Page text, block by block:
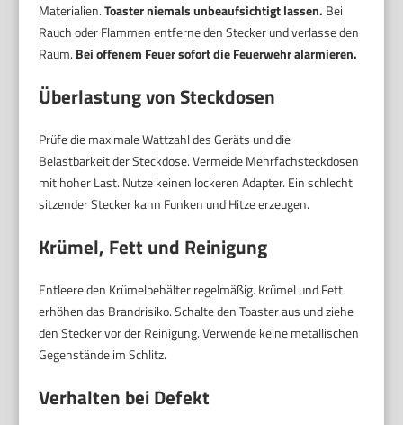
Materialien.Toaster niemals unbeaufsichtigt lassen. Bei
Rauch oder Flammen entferne den Stecker und verlasse den
Raum. Bei offenem Feuer sofort die Feuerwehr alarmieren.
Überlastung von Steckdosen
Prüfe die maximale Wattzahl des Geräts und die
Belastbarkeit der Steckdose. Vermeide Mehrfachsteckdosen
mit hoher Last. Nutze keinen lockeren Adapter. Ein schlecht
sitzender Stecker kann Funken und Hitze erzeugen.
Krümel, Fett und Reinigung
Entleere den Krümelbehälter regelmäßig. Krümel und Fett
erhöhen das Brandrisiko. Schalte den Toaster aus und ziehe
den Stecker vor der Reinigung. Verwende keine metallischen
Gegenstände im Schlitz.
Verhalten bei Defekt